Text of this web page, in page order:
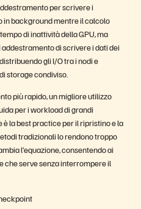
per scrivere i
in background mentre il calcolo
di inattività della GPU, ma
di scrivere i dati dei
gli I/O tra i nodi e
storage condiviso.
più rapido, un migliore utilizzo
per i workload di grandi
la best practice per il ripristino e la
tradizionali lo rendono troppo
l’equazione, consentendo ai
che serve senza interrompere il